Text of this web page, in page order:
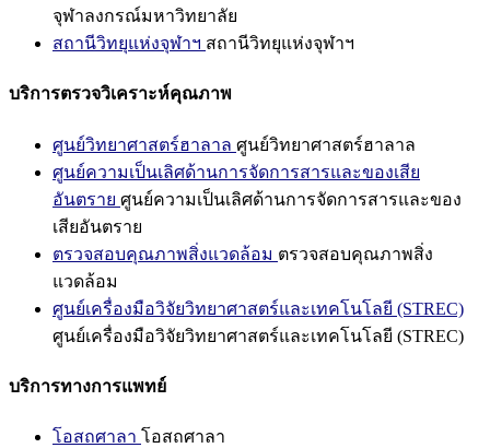
จุฬาลงกรณ์มหาวิทยาลัย
สถานีวิทยุแห่งจุฬาฯ สถานีวิทยุแห่งจุฬาฯ
บริการตรวจวิเคราะห์คุณภาพ
ศูนย์วิทยาศาสตร์ฮาลาล ศูนย์วิทยาศาสตร์ฮาลาล
ศูนย์ความเป็นเลิศด้านการจัดการสารและของเสีย
อันตราย ศูนย์ความเป็นเลิศด้านการจัดการสารและของ
เสียอันตราย
ตรวจสอบคุณภาพสิ่งแวดล้อม ตรวจสอบคุณภาพสิ่ง
แวดล้อม
ศูนย์เครื่องมือวิจัยวิทยาศาสตร์และเทคโนโลยี (STREC)
ศูนย์เครื่องมือวิจัยวิทยาศาสตร์และเทคโนโลยี (STREC)
บริการทางการแพทย์
โอสถศาลา โอสถศาลา